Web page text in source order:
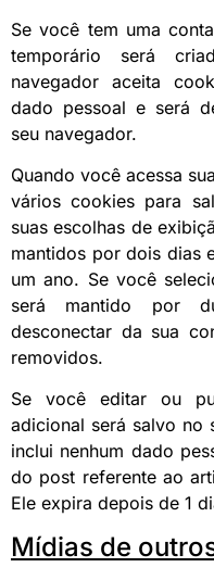
Se você tem uma
temporário será
navegador aceita
dado pessoal e será
seu navegador.
Quando você acessa
vários cookies para
suas escolhas de
mantidos por dois dias
um ano. Se você
será mantido por
desconectar da sua
removidos.
Se você editar ou
adicional será salvo no
inclui nenhum dado
do post referente ao
Ele expira depois de 1
Mídias de